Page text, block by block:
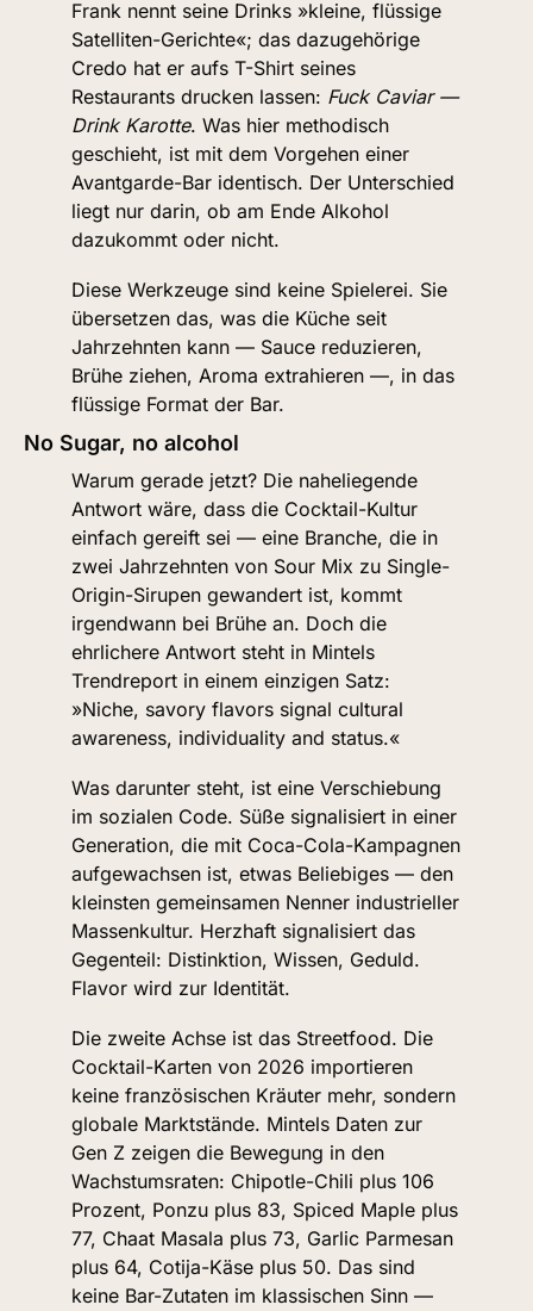
Frank nennt seine Drinks »kleine, flüssige
Satelliten-Gerichte«; das dazugehörige
Credo hat er aufs T-Shirt seines
Restaurants drucken lassen: Fuck Caviar —
Drink Karotte. Was hier methodisch
geschieht, ist mit dem Vorgehen einer
Avantgarde-Bar identisch. Der Unterschied
liegt nur darin, ob am Ende Alkohol
dazukommt oder nicht.
Diese Werkzeuge sind keine Spielerei. Sie
übersetzen das, was die Küche seit
Jahrzehnten kann — Sauce reduzieren,
Brühe ziehen, Aroma extrahieren —, in das
flüssige Format der Bar.
No Sugar, no alcohol
Warum gerade jetzt? Die naheliegende
Antwort wäre, dass die Cocktail-Kultur
einfach gereift sei — eine Branche, die in
zwei Jahrzehnten von Sour Mix zu Single-
Origin-Sirupen gewandert ist, kommt
irgendwann bei Brühe an. Doch die
ehrlichere Antwort steht in Mintels
Trendreport in einem einzigen Satz:
»Niche, savory flavors signal cultural
awareness, individuality and status.«
Was darunter steht, ist eine Verschiebung
im sozialen Code. Süße signalisiert in einer
Generation, die mit Coca-Cola-Kampagnen
aufgewachsen ist, etwas Beliebiges — den
kleinsten gemeinsamen Nenner industrieller
Massenkultur. Herzhaft signalisiert das
Gegenteil: Distinktion, Wissen, Geduld.
Flavor wird zur Identität.
Die zweite Achse ist das Streetfood. Die
Cocktail-Karten von 2026 importieren
keine französischen Kräuter mehr, sondern
globale Marktstände. Mintels Daten zur
Gen Z zeigen die Bewegung in den
Wachstumsraten: Chipotle-Chili plus 106
Prozent, Ponzu plus 83, Spiced Maple plus
77, Chaat Masala plus 73, Garlic Parmesan
plus 64, Cotija-Käse plus 50. Das sind
keine Bar-Zutaten im klassischen Sinn —